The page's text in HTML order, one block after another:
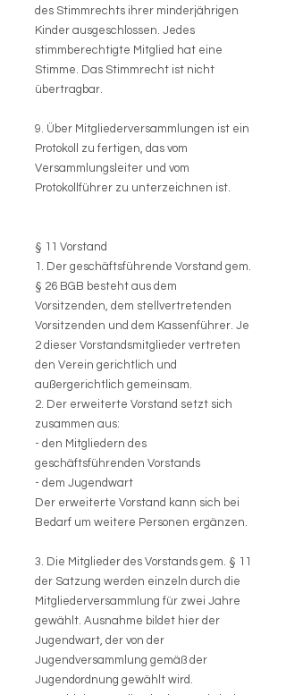
des Stimmrechts ihrer minderjährigen
Kinder ausgeschlossen. Jedes
stimmberechtigte Mitglied hat eine
Stimme. Das Stimmrecht ist nicht
übertragbar.
9. Über Mitgliederversammlungen ist ein
Protokoll zu fertigen, das vom
Versammlungsleiter und vom
Protokollführer zu unterzeichnen ist.
§ 11 Vorstand
1. Der geschäftsführende Vorstand gem.
§ 26 BGB besteht aus dem
Vorsitzenden, dem stellvertretenden
Vorsitzenden und dem Kassenführer. Je
2 dieser Vorstandsmitglieder vertreten
den Verein gerichtlich und
außergerichtlich gemeinsam.
2. Der erweiterte Vorstand setzt sich
zusammen aus:
- den Mitgliedern des
geschäftsführenden Vorstands
- dem Jugendwart
Der erweiterte Vorstand kann sich bei
Bedarf um weitere Personen ergänzen.
3. Die Mitglieder des Vorstands gem. § 11
der Satzung werden einzeln durch die
Mitgliederversammlung für zwei Jahre
gewählt. Ausnahme bildet hier der
Jugendwart, der von der
Jugendversammlung gemäß der
Jugendordnung gewählt wird.